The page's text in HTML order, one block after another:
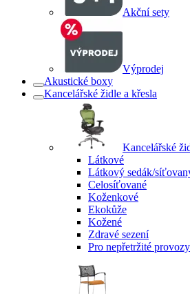
Akční sety
Výprodej
Akustické boxy
Kancelářské židle a křesla
Kancelářské
Látkové
Látkový sedák/
Celosíťované
Koženkové
Ekokůže
Kožené
Zdravé sezení
Pro nepřetržité provozy